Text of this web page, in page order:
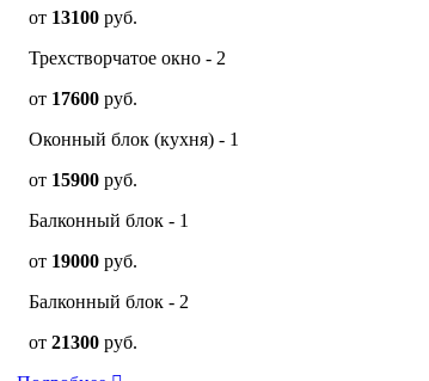
от 13100 руб.
Трехстворчатое окно - 2
от 17600 руб.
Оконный блок (кухня) - 1
от 15900 руб.
Балконный блок - 1
от 19000 руб.
Балконный блок - 2
от 21300 руб.